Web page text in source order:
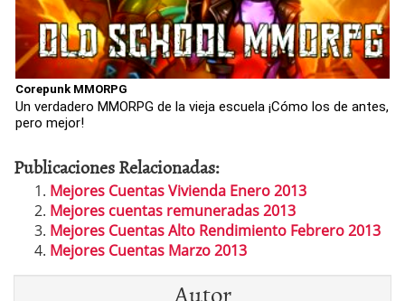
Corepunk MMORPG
Un verdadero MMORPG de la vieja escuela ¡Cómo los de antes,
pero mejor!
Publicaciones Relacionadas:
Mejores Cuentas Vivienda Enero 2013
Mejores cuentas remuneradas 2013
Mejores Cuentas Alto Rendimiento Febrero 2013
Mejores Cuentas Marzo 2013